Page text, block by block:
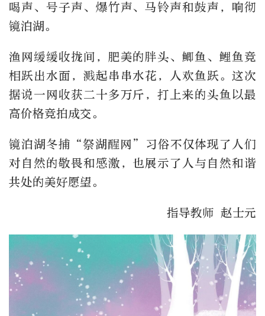
喝声、号子声、爆竹声、马铃声和鼓声，响彻
镜泊湖。
渔网缓缓收拢间，肥美的胖头、鲫鱼、鲤鱼竞
相跃出水面，溅起串串水花，人欢鱼跃。这次
据说一网收获二十多万斤，打上来的头鱼以最
高价格竞拍成交。
镜泊湖冬捕“祭湖醒网”习俗不仅体现了人们
对自然的敬畏和感激，也展示了人与自然和谐
共处的美好愿望。
指导教师 赵士元